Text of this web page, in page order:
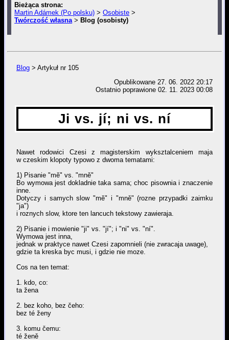
Bieżąca strona:
Martin Adámek (Po polsku) >Osobiste >
Twórczość własna > Blog (osobisty)
Blog > Artykuł nr 105
Opublikowane 27. 06. 2022 20:17
Ostatnio poprawione 02. 11. 2023 00:08
Ji vs. jí; ni vs. ní
Nawet rodowici Czesi z magisterskim wyksztalceniem maja
w czeskim klopoty typowo z dwoma tematami:
1) Pisanie "mě" vs. "mně"
Bo wymowa jest dokladnie taka sama; choc pisownia i znaczenie
inne.
Dotyczy i samych slow "mě" i "mně" (rozne przypadki zaimku
"ja")
i roznych slow, ktore ten lancuch tekstowy zawieraja.
2) Pisanie i mowienie "ji" vs. "jí"; i "ni" vs. "ní".
Wymowa jest inna,
jednak w praktyce nawet Czesi zapomnieli (nie zwracaja uwage),
gdzie ta kreska byc musi, i gdzie nie moze.
Cos na ten temat:
1. kdo, co:
ta žena
2. bez koho, bez čeho:
bez té ženy
3. komu čemu:
té ženě